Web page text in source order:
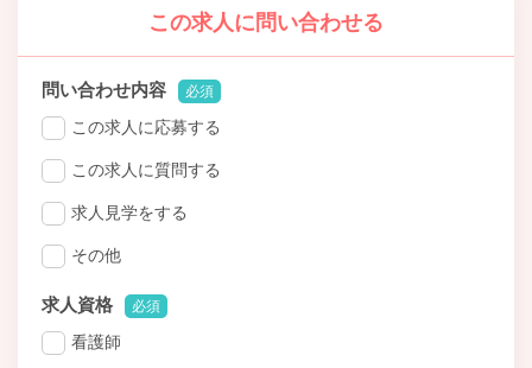
この求人に問い合わせる
問い合わせ内容 必須
この求人に応募する
この求人に質問する
求人見学をする
その他
求人資格 必須
看護師